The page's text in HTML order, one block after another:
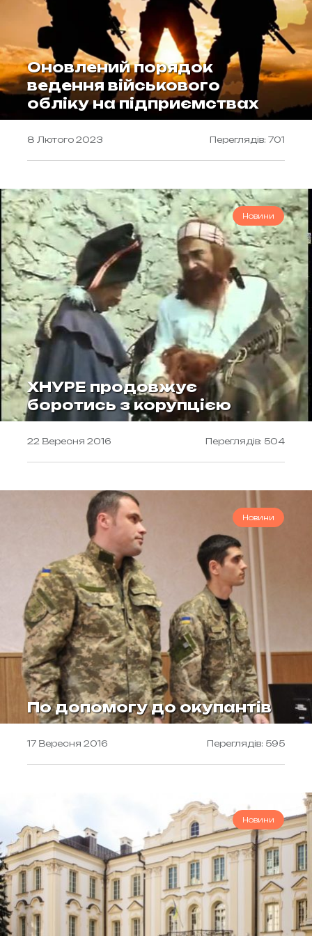
Оновлений порядок
ведення військового
обліку на підприємствах
8 Лютого 2023 Переглядів: 701
Новини
ХНУРЕ продовжує
боротись з корупцією
22 Вересня 2016 Переглядів: 504
Новини
По допомогу до окупантів
17 Вересня 2016 Переглядів: 595
Новини